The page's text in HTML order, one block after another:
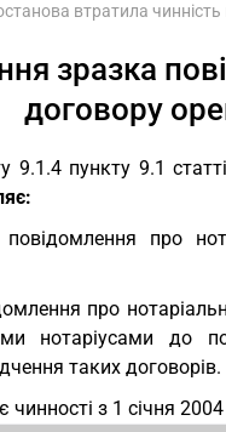
втратила
зразка
договору
9.1.4 пункту 9.1 статті
про
про
нотаріусами до
таких договорів.
з 1 січня